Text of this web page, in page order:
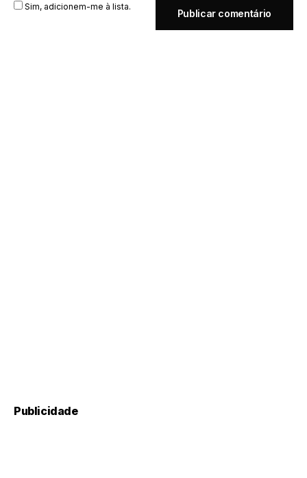
Sim, adicionem-me à lista.
Publicidade